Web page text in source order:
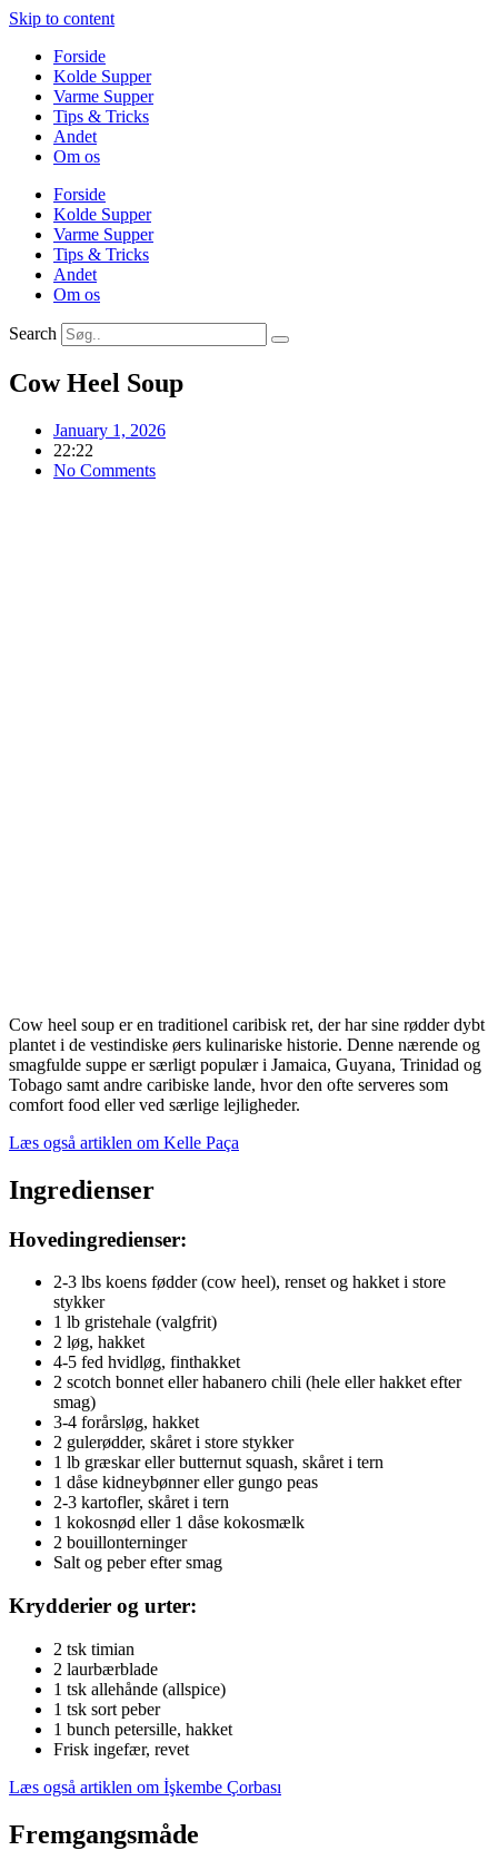
Skip to content
Forside
Kolde Supper
Varme Supper
Tips & Tricks
Andet
Om os
Forside
Kolde Supper
Varme Supper
Tips & Tricks
Andet
Om os
Search
Cow Heel Soup
January 1, 2026
22:22
No Comments
Cow heel soup er en traditionel caribisk ret, der har sine rødder dybt
plantet i de vestindiske øers kulinariske historie. Denne nærende og
smagfulde suppe er særligt populær i Jamaica, Guyana, Trinidad og
Tobago samt andre caribiske lande, hvor den ofte serveres som
comfort food eller ved særlige lejligheder.
Læs også artiklen om Kelle Paça
Ingredienser
Hovedingredienser:
2-3 lbs koens fødder (cow heel), renset og hakket i store
stykker
1 lb gristehale (valgfrit)
2 løg, hakket
4-5 fed hvidløg, finthakket
2 scotch bonnet eller habanero chili (hele eller hakket efter
smag)
3-4 forårsløg, hakket
2 gulerødder, skåret i store stykker
1 lb græskar eller butternut squash, skåret i tern
1 dåse kidneybønner eller gungo peas
2-3 kartofler, skåret i tern
1 kokosnød eller 1 dåse kokosmælk
2 bouillonterninger
Salt og peber efter smag
Krydderier og urter:
2 tsk timian
2 laurbærblade
1 tsk allehånde (allspice)
1 tsk sort peber
1 bunch petersille, hakket
Frisk ingefær, revet
Læs også artiklen om İşkembe Çorbası
Fremgangsmåde